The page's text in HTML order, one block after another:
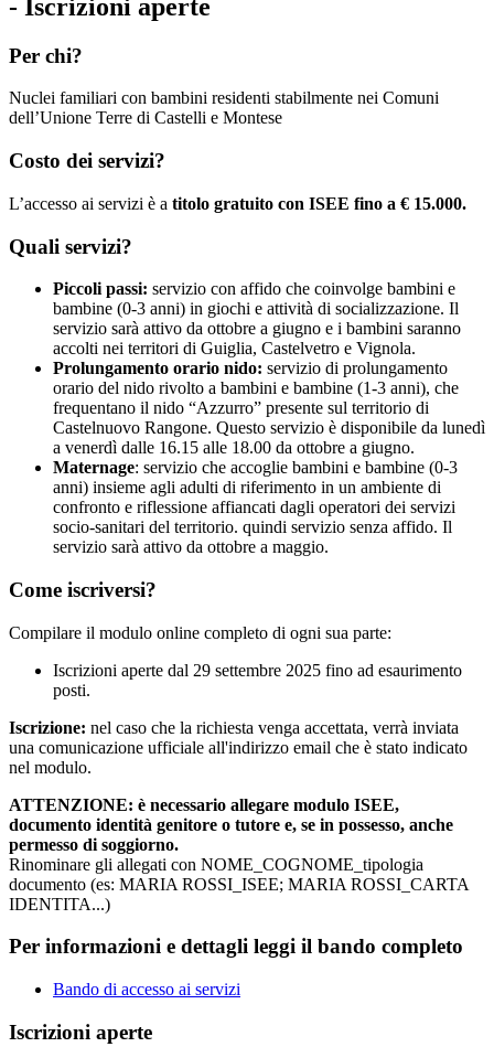
- Iscrizioni aperte
Per chi?
Nuclei familiari con bambini residenti stabilmente nei Comuni
dell’Unione Terre di Castelli e Montese
Costo dei servizi?
L’accesso ai servizi è a titolo gratuito con ISEE fino a € 15.000.
Quali servizi?
Piccoli passi: servizio con affido che coinvolge bambini e
bambine (0-3 anni) in giochi e attività di socializzazione. Il
servizio sarà attivo da ottobre a giugno e i bambini saranno
accolti nei territori di Guiglia, Castelvetro e Vignola.
Prolungamento orario nido: servizio di prolungamento
orario del nido rivolto a bambini e bambine (1-3 anni), che
frequentano il nido “Azzurro” presente sul territorio di
Castelnuovo Rangone. Questo servizio è disponibile da lunedì
a venerdì dalle 16.15 alle 18.00 da ottobre a giugno.
Maternage: servizio che accoglie bambini e bambine (0-3
anni) insieme agli adulti di riferimento in un ambiente di
confronto e riflessione affiancati dagli operatori dei servizi
socio-sanitari del territorio. quindi servizio senza affido. Il
servizio sarà attivo da ottobre a maggio.
Come iscriversi?
Compilare il modulo online completo di ogni sua parte:
Iscrizioni aperte dal 29 settembre 2025 fino ad esaurimento
posti.
Iscrizione: nel caso che la richiesta venga accettata, verrà inviata
una comunicazione ufficiale all'indirizzo email che è stato indicato
nel modulo.
ATTENZIONE: è necessario allegare modulo ISEE,
documento identità genitore o tutore e, se in possesso, anche
permesso di soggiorno.
Rinominare gli allegati con NOME_COGNOME_tipologia
documento (es: MARIA ROSSI_ISEE; MARIA ROSSI_CARTA
IDENTITA...)
Per informazioni e dettagli leggi il bando completo
Bando di accesso ai servizi
Iscrizioni aperte